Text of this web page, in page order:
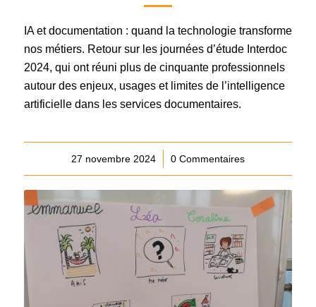
IA et documentation : quand la technologie transforme
nos métiers. Retour sur les journées d’étude Interdoc
2024, qui ont réuni plus de cinquante professionnels
autour des enjeux, usages et limites de l’intelligence
artificielle dans les services documentaires.
27 novembre 2024
/ 0 Commentaires